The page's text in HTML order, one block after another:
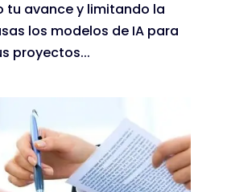
tu avance y limitando la
los modelos de IA para
proyectos...